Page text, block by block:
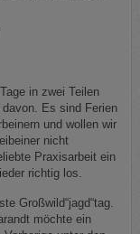
in zwei Teilen
Es sind Ferien
und wollen wir
nicht
Praxisarbeit ein
richtig los.
Großwild“jagd“tag.
möchte ein